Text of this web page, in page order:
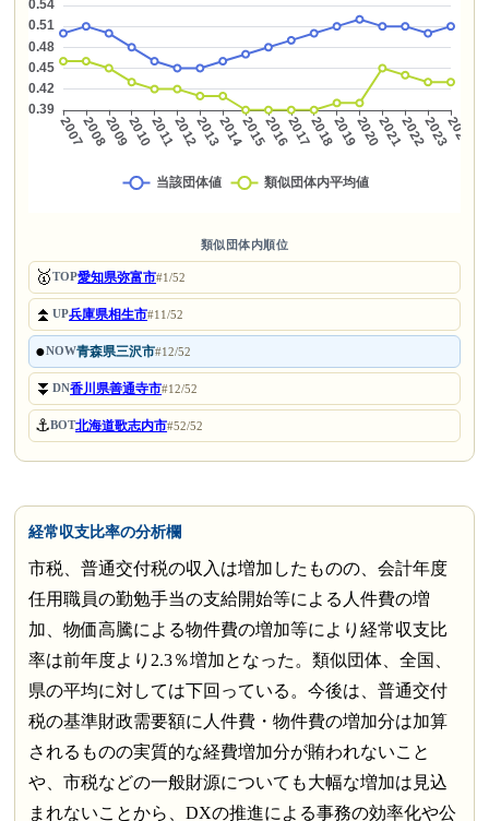
類似団体内順位
🥇TOP愛知県弥富市#1/52
⏫UP兵庫県相生市#11/52
●NOW青森県三沢市#12/52
⏬DN香川県善通寺市#12/52
⚓BOT北海道歌志内市#52/52
経常収支比率の分析欄
市税、普通交付税の収入は増加したものの、会計年度
任用職員の勤勉手当の支給開始等による人件費の増
加、物価高騰による物件費の増加等により経常収支比
率は前年度より2.3％増加となった。類似団体、全国、
県の平均に対しては下回っている。今後は、普通交付
税の基準財政需要額に人件費・物件費の増加分は加算
されるものの実質的な経費増加分が賄われないこと
や、市税などの一般財源についても大幅な増加は見込
まれないことから、DXの推進による事務の効率化や公